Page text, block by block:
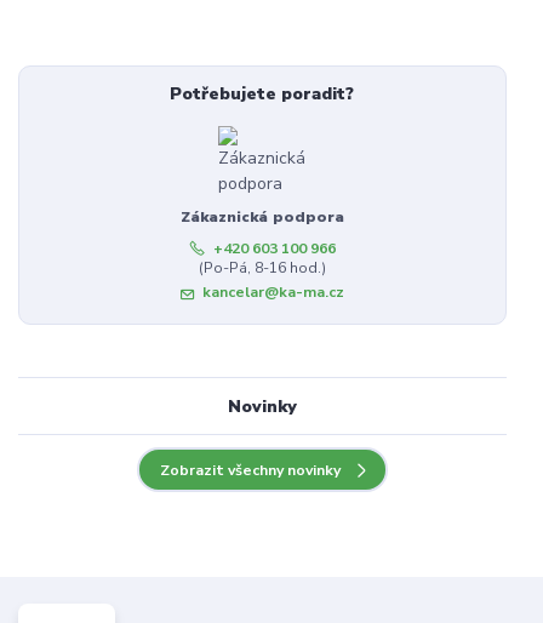
Potřebujete poradit?
Zákaznická podpora
+420 603 100 966
(Po-Pá, 8-16 hod.)
kancelar@ka-ma.cz
Novinky
Zobrazit všechny novinky